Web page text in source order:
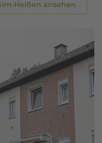
Heißen ansehen